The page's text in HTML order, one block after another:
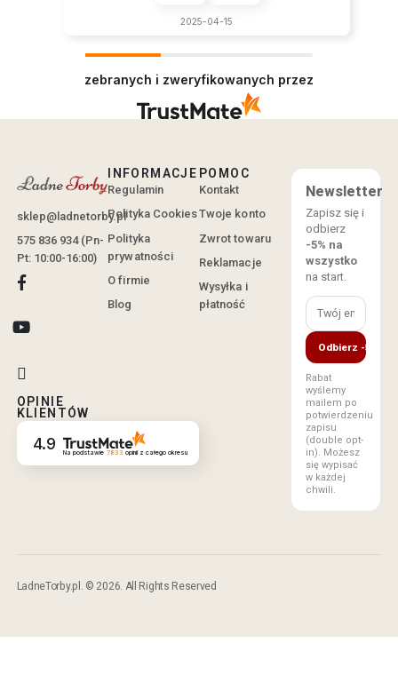
2025-04-15
zebranych i zweryfikowanych przez
sklep@ladnetorby.pl
575 836 934 (Pn-
Pt: 10:00-16:00)
OPINIE
KLIENTÓW
4.9 Na podstawie 7833 opinii z całego okresu
INFORMACJE
Regulamin
Polityka Cookies
Polityka
prywatności
O firmie
Blog
POMOC
Kontakt
Twoje konto
Zwrot towaru
Reklamacje
Wysyłka i
płatność
Newsletter
Zapisz się i
odbierz
-5% na
wszystko
na start.
Odbierz -5%
Rabat
wyślemy
mailem po
potwierdzeniu
zapisu
(double opt-
in). Możesz
się wypisać
w każdej
chwili.
LadneTorby.pl. © 2026. All Rights Reserved